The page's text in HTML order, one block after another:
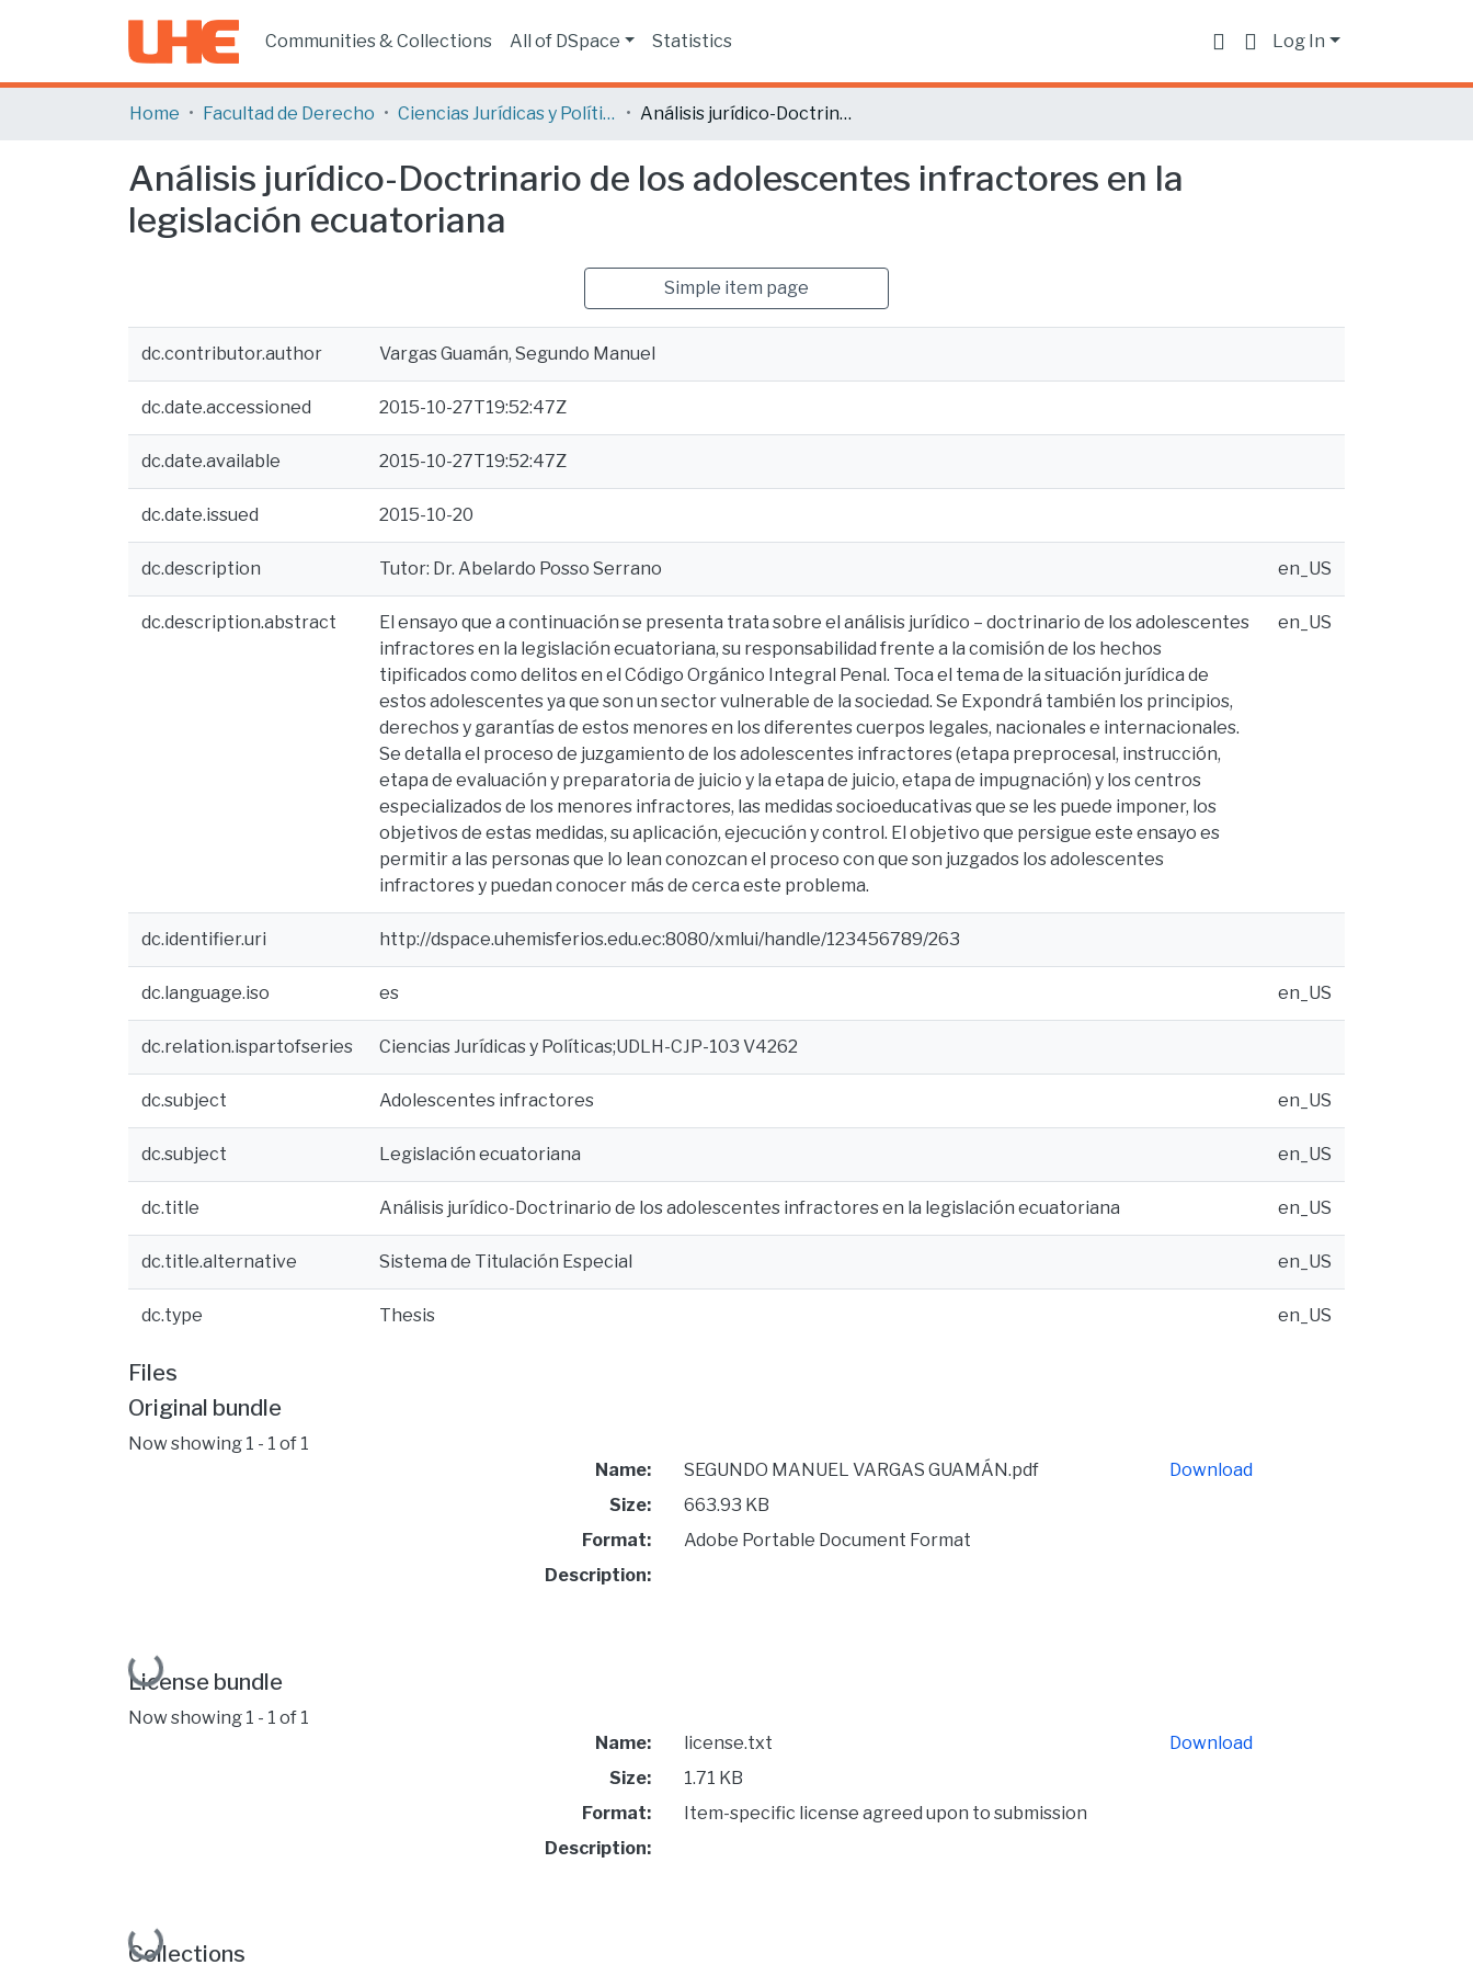
Communities & Collections All of DSpace Statistics Log In
Home Facultad de Derecho Ciencias Jurídicas y Políticas Análisis jurídico-Doctrinario de los adolescentes infractores en la legislación ecuatoriana
Análisis jurídico-Doctrinario de los adolescentes infractores en la
legislación ecuatoriana
Simple item page
dc.contributor.author Vargas Guamán, Segundo Manuel
dc.date.accessioned 2015-10-27T19:52:47Z
dc.date.available 2015-10-27T19:52:47Z
dc.date.issued 2015-10-20
dc.description Tutor: Dr. Abelardo Posso Serrano en_US
dc.description.abstract
El ensayo que a continuación se presenta trata sobre el análisis jurídico – doctrinario de los adolescentes
infractores en la legislación ecuatoriana, su responsabilidad frente a la comisión de los hechos
tipificados como delitos en el Código Orgánico Integral Penal. Toca el tema de la situación jurídica de
estos adolescentes ya que son un sector vulnerable de la sociedad. Se Expondrá también los principios,
derechos y garantías de estos menores en los diferentes cuerpos legales, nacionales e internacionales.
Se detalla el proceso de juzgamiento de los adolescentes infractores (etapa preprocesal, instrucción,
etapa de evaluación y preparatoria de juicio y la etapa de juicio, etapa de impugnación) y los centros
especializados de los menores infractores, las medidas socioeducativas que se les puede imponer, los
objetivos de estas medidas, su aplicación, ejecución y control. El objetivo que persigue este ensayo es
permitir a las personas que lo lean conozcan el proceso con que son juzgados los adolescentes
infractores y puedan conocer más de cerca este problema.
en_US
dc.identifier.uri http://dspace.uhemisferios.edu.ec:8080/xmlui/handle/123456789/263
dc.language.iso es en_US
dc.relation.ispartofseries Ciencias Jurídicas y Políticas;UDLH-CJP-103 V4262
dc.subject Adolescentes infractores en_US
dc.subject Legislación ecuatoriana en_US
dc.title Análisis jurídico-Doctrinario de los adolescentes infractores en la legislación ecuatoriana en_US
dc.title.alternative Sistema de Titulación Especial en_US
dc.type Thesis en_US
Files
Original bundle
Now showing 1 - 1 of 1
Loading...
Name:
SEGUNDO MANUEL VARGAS GUAMÁN.pdf
Size:
663.93 KB
Format:
Adobe Portable Document Format
Description:
Download
License bundle
Now showing 1 - 1 of 1
Name:
license.txt
Size:
1.71 KB
Format:
Item-specific license agreed upon to submission
Description:
Download
Collections